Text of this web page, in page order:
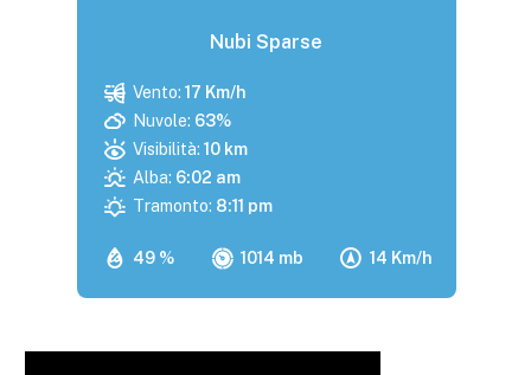
Nubi Sparse
49 % 1014 mb 14 Km/h
Vento: 17 Km/h
Nuvole: 63%
Visibilità: 10 km
Alba: 6:02 am
Tramonto: 8:11 pm